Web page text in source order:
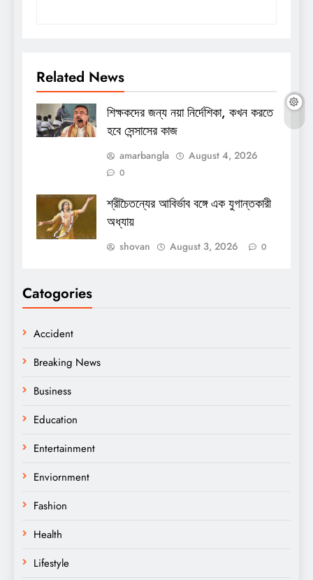
Related News
শিক্ষকদের জন্য নয়া নির্দেশিকা, কখন করতে
হবে সেন্সাসের কাজ
amarbangla August 4, 2026
0
শ্রীচৈতন্যের আবির্ভাব বঙ্গে এক যুগান্তকারী
অধ্যায়
shovan August 3, 2026 0
Catogories
Accident
Breaking News
Business
Education
Entertainment
Enviornment
Fashion
Health
Lifestyle